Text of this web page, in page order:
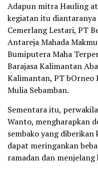
Adapun mitra Hauling
kegiatan itu diantaranya
Cemerlang Lestari, PT
Antareja Mahada
Bumiputera Maha
Barajasa Kalimantan
Kalimantan, PT bOrneo
Mulia Sebamban.
Sementara itu,
Wanto, mengharapkan
sembako yang diberikan
dapat meringankan
ramadan dan